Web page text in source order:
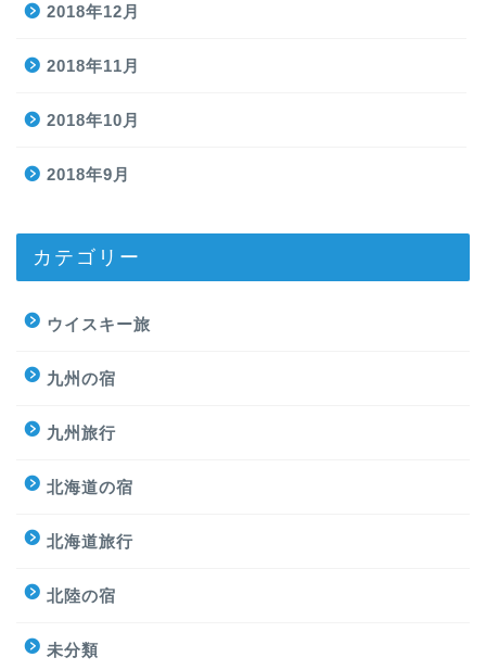
2018年12月
2018年11月
2018年10月
2018年9月
カテゴリー
ウイスキー旅
九州の宿
九州旅行
北海道の宿
北海道旅行
北陸の宿
未分類